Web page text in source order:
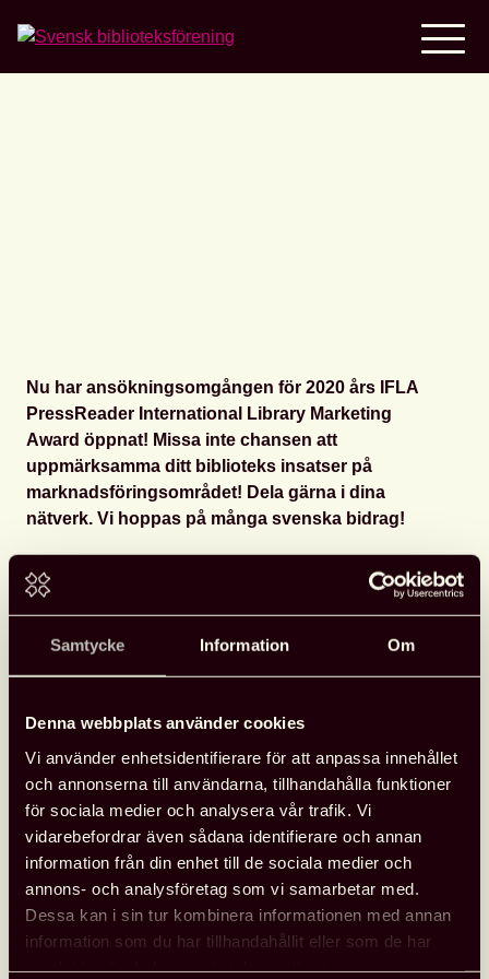
Samtycke Information Om
Denna webbplats använder cookies
Vi använder enhetsidentifierare för att anpassa innehållet
och annonserna till användarna, tillhandahålla funktioner
för sociala medier och analysera vår trafik. Vi
vidarebefordrar även sådana identifierare och annan
information från din enhet till de sociala medier och
annons- och analysföretag som vi samarbetar med.
Dessa kan i sin tur kombinera informationen med annan
information som du har tillhandahållit eller som de har
Nu har ansökningsomgången för 2020 års IFLA
PressReader International Library Marketing
Award öppnat! Missa inte chansen att
uppmärksamma ditt biblioteks insatser på
marknadsföringsområdet! Dela gärna i dina
nätverk. Vi hoppas på många svenska bidrag!
Win €3,000 towards registration and travel to IFLA
World Library and Information Congress in Dublin,
Ireland, taking place on 15-21 August 2020. The IFLA
Section on Management and Marketing is partnering
with PressReader in collaboration with the IFLA
The IFLA PressReader International Marketing Award
awards organization recognizes creative, results-
oriented marketing projects or campaigns. Three
finalists will be selected based on innovative
marketing contributions in the Library field.
Winners will be announced in March 2020 and
officially awarded at the IFLA WLIC Awards Ceremony
in Dublin. Applications will be accepted from 11